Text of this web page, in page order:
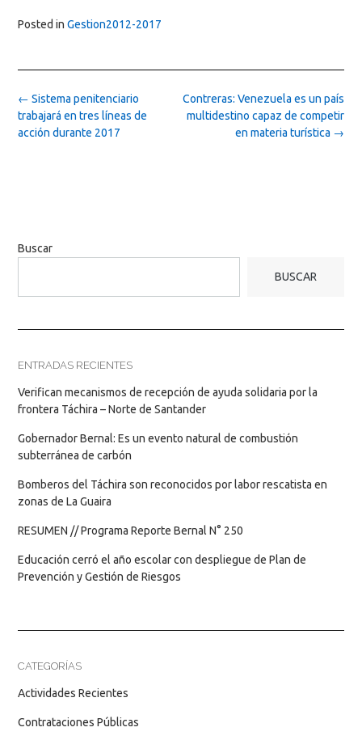
Posted in Gestion2012-2017
Post
navigation
Contreras: Venezuela es un país
multidestino capaz de competir
en materia turística →
← Sistema penitenciario
trabajará en tres líneas de
acción durante 2017
Buscar
BUSCAR
ENTRADAS RECIENTES
Verifican mecanismos de recepción de ayuda solidaria por la
frontera Táchira – Norte de Santander
Gobernador Bernal: Es un evento natural de combustión
subterránea de carbón
Bomberos del Táchira son reconocidos por labor rescatista en
zonas de La Guaira
RESUMEN // Programa Reporte Bernal N° 250
Educación cerró el año escolar con despliegue de Plan de
Prevención y Gestión de Riesgos
CATEGORÍAS
Actividades Recientes
Contrataciones Públicas